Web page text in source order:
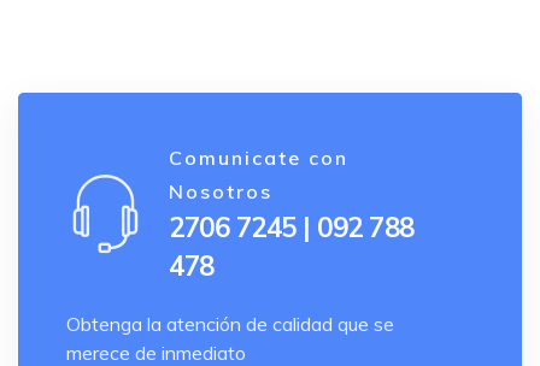
Comunicate con
Nosotros
2706 7245 | 092 788
478
Obtenga la atención de calidad que se
merece de inmediato